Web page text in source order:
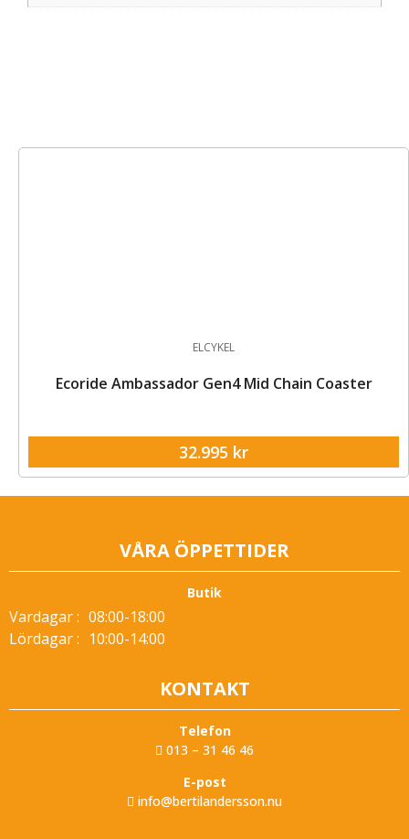
ELCYKEL
Ecoride Ambassador Gen4 Mid Chain Coaster
32.995 kr
VÅRA ÖPPETTIDER
Butik
Vardagar : 08:00-18:00
Lördagar : 10:00-14:00
KONTAKT
Telefon
013 – 31 46 46
E-post
info@bertilandersson.nu